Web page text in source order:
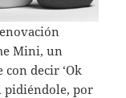
Mini, un
decir ‘Ok
pidiéndole, por